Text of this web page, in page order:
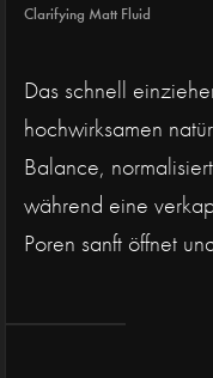
Clarifying Matt Fluid
Das schnell
hochwirksamen
Balance,
während eine
Poren sanft öffnet